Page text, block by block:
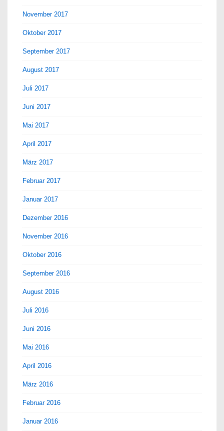
November 2017
Oktober 2017
September 2017
August 2017
Juli 2017
Juni 2017
Mai 2017
April 2017
März 2017
Februar 2017
Januar 2017
Dezember 2016
November 2016
Oktober 2016
September 2016
August 2016
Juli 2016
Juni 2016
Mai 2016
April 2016
März 2016
Februar 2016
Januar 2016